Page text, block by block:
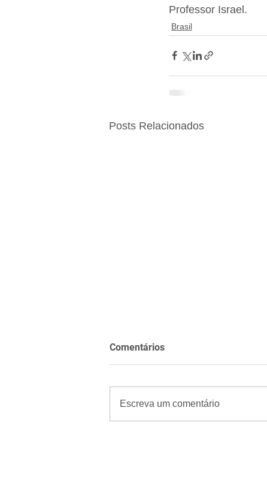
Professor Israel.
Brasil
Posts Relacionados
Comentários
Escreva um comentário